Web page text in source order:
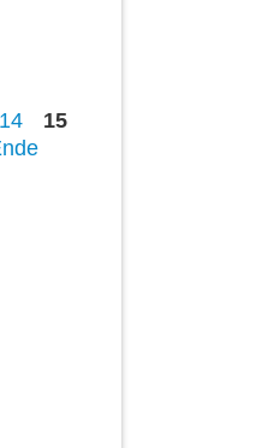
14
15